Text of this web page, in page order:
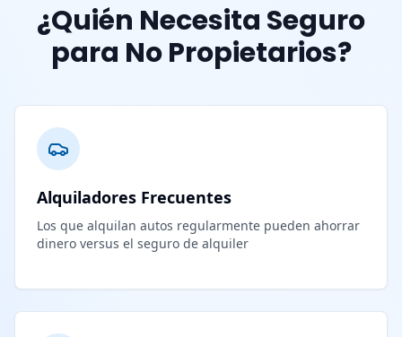
¿Quién Necesita Seguro
para No Propietarios?
Alquiladores Frecuentes
Los que alquilan autos regularmente pueden ahorrar
dinero versus el seguro de alquiler